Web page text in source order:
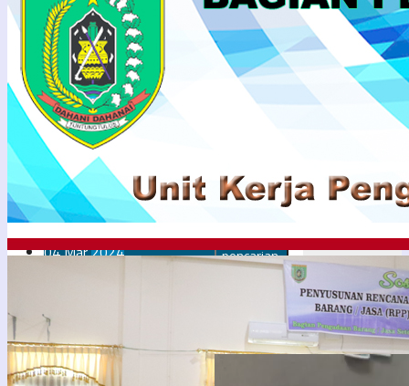
support
04Mar2024
PEKERJAAN KONSTRUKSI
BADAN USAHA METODE
PASCAKUALIFIKASI SATU
FILE – HARGA TERENDAH